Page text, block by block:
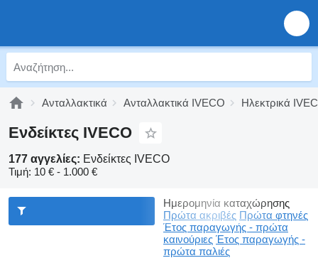
Ανταλλακτικά Ανταλλακτικά IVECO Ηλεκτρικά
Ενδείκτες IVECO
177 αγγελίες: Ενδείκτες IVECO
Τιμή: 10 € - 1.000 €
Ημερομηνία καταχώρησης
Πρώτα ακριβές Πρώτα φτηνές
Έτος παραγωγής - πρώτα
καινούριες Έτος παραγωγής -
πρώτα παλιές